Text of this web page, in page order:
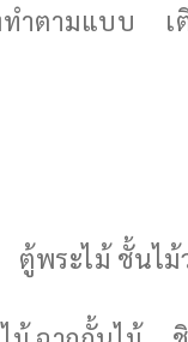
ทำตามแบบ เ
ตู้พระไม้ ชั้นไม้